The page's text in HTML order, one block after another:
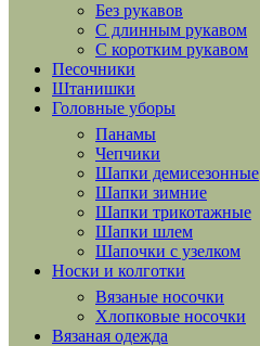
Без рукавов
С длинным рукавом
С коротким рукавом
Песочники
Штанишки
Головные уборы
Панамы
Чепчики
Шапки демисезонные
Шапки зимние
Шапки трикотажные
Шапки шлем
Шапочки с узелком
Носки и колготки
Вязаные носочки
Хлопковые носочки
Вязаная одежда